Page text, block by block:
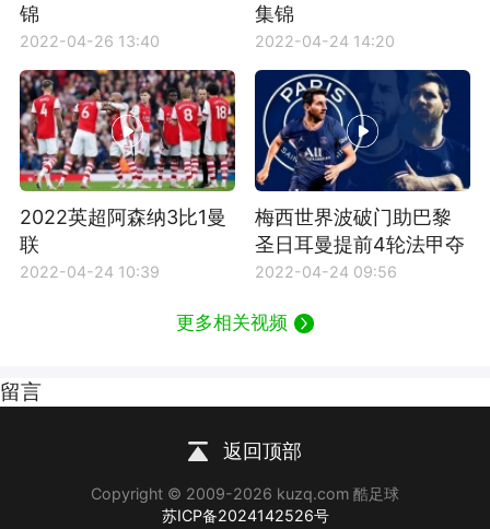
锦
2022-04-26 13:40
集锦
2022-04-24 14:20
2022英超阿森纳3比1曼
联
2022-04-24 10:39
梅西世界波破门助巴黎
圣日耳曼提前4轮法甲夺
冠
2022-04-24 09:56
更多相关视频
留言
返回顶部
Copyright © 2009-2026 kuzq.com 酷足球
苏ICP备2024142526号